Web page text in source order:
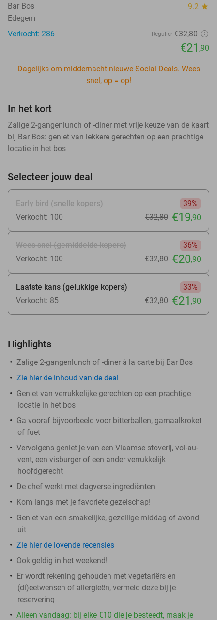
Bar Bos 9.2 star
Edegem
Verkocht: 286
Regulier €32,80
€21 ,90
Dagelijks om middernacht nieuwe Social Deals. Wees
snel, op = op!
In het kort
Zalige 2-gangenlunch of -diner met vrije keuze van de kaart
bij Bar Bos: geniet van lekkere gerechten op een prachtige
locatie in het bos
Selecteer jouw deal
Early bird (snelle kopers)
39%
Verkocht: 100
€32,80 €19,90
Wees snel (gemiddelde kopers)
36%
Verkocht: 100
€32,80 €20,90
Laatste kans (gelukkige kopers)
33%
Verkocht: 85
€32,80 €21 ,90
Highlights
Zalige 2-gangenlunch of -diner à la carte bij Bar Bos
Zie hierde inhoud van de deal
Geniet van verrukkelijke gerechten op een prachtige
locatie in het bos
Ga vooraf bijvoorbeeld voor bitterballen, garnaalkroket
of fuet
Vervolgens geniet je van een Vlaamse stoverij, vol-au-
vent, een visburger of een ander verrukkelijk
hoofdgerecht
De chef werkt met dagverse ingrediënten
Kom langs met je favoriete gezelschap!
Geniet van een smakelijke, gezellige middag of avond
uit
Zie hier de lovende recensies
Ook geldig in het weekend!
Er wordt rekening gehouden met vegetariërs en
(di)eetwensen of allergieën, vermeld deze bij je
reservering
Alleen vandaag: bij elke €10 die je besteedt, maak je